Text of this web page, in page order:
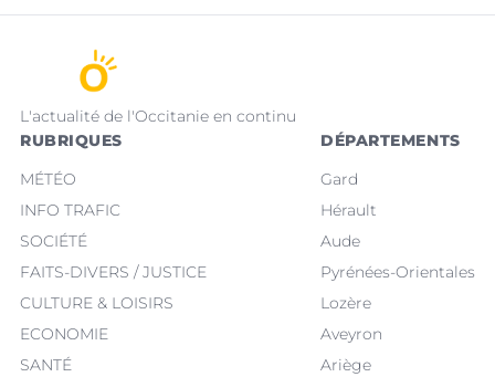
L'actualité de l'Occitanie en continu
RUBRIQUES
MÉTÉO
INFO TRAFIC
SOCIÉTÉ
FAITS-DIVERS / JUSTICE
CULTURE & LOISIRS
ECONOMIE
SANTÉ
DÉPARTEMENTS
Gard
Hérault
Aude
Pyrénées-Orientales
Lozère
Aveyron
Ariège